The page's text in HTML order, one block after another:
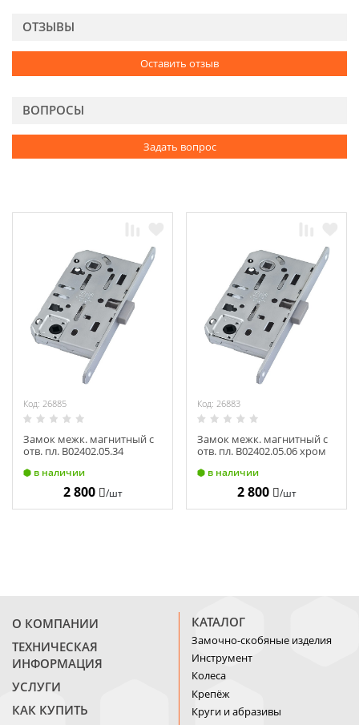
ОТЗЫВЫ
Оставить отзыв
ВОПРОСЫ
Задать вопрос
Код: 26885
Замок межк. магнитный с
отв. пл. В02402.05.34
POLARIS 25595
в наличии
2 800 /шт
Код: 26883
Замок межк. магнитный с
отв. пл. В02402.05.06 хром
в наличии
2 800 /шт
О КОМПАНИИ
ТЕХНИЧЕСКАЯ
ИНФОРМАЦИЯ
УСЛУГИ
КАК КУПИТЬ
КАТАЛОГ
Замочно-скобяные изделия
Инструмент
Колеса
Крепёж
Круги и абразивы